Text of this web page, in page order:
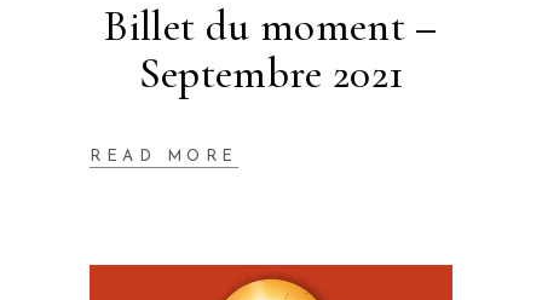
Billet du moment –
Septembre 2021
READ MORE